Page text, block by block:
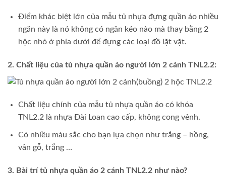
Điểm khác biệt lớn của mẫu tủ nhựa đựng quần áo nhiều
ngăn này là nó không có ngăn kéo nào mà thay bằng 2
hộc nhỏ ở phía dưới để đựng các loại đồ lặt vặt.
2. Chất liệu của tủ nhựa quần áo người lớn 2 cánh TNL2.2:
Chất liệu chính của mẫu tủ nhựa quần áo có khóa
TNL2.2 là nhựa Đài Loan cao cấp, không cong vênh.
Có nhiều màu sắc cho bạn lựa chọn như trắng – hồng,
vân gỗ, trắng …
3. Bài trí tủ nhựa quần áo 2 cánh TNL2.2 như nào?